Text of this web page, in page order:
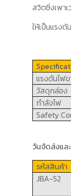
สวิตชิ่งเพา
ให้เป็นแรง
แรงดันไฟข
วัสดุกล่อง
กำลังไฟ
Safety
วันจัดส่งแล
รหัสสินค้า
JBA-52